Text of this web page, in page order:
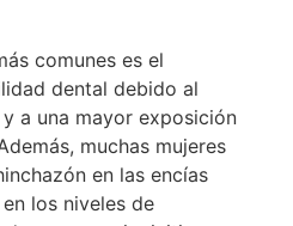
comunes es el
dental debido al
a una mayor exposición
muchas mujeres
en las encías
los niveles de